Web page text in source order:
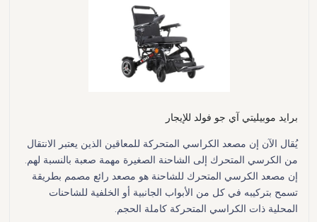
برايد موبيليتي آي جو فولد للإيجار
يُقال الآن إن مصعد الكراسي المتحركة للمعاقين الذين يعتبر الانتقال
من الكرسي المتحرك إلى الشاحنة الصغيرة مهمة صعبة بالنسبة لهم.
إن مصعد الكرسي المتحرك للشاحنة هو مصعد رائع مصمم بطريقة
تسمح بتركيبه في كل من الأبواب الجانبية أو الخلفية للشاحنات
المحلية ذات الكراسي المتحركة كاملة الحجم.